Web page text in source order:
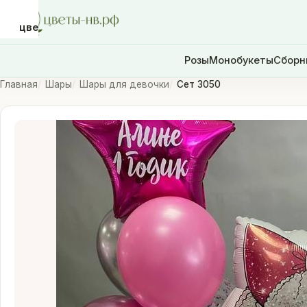
РозыМонобукеты
цветы-
нв.рф
Розы
Монобукеты
Главная Шары Шары для девочки Сет 3050